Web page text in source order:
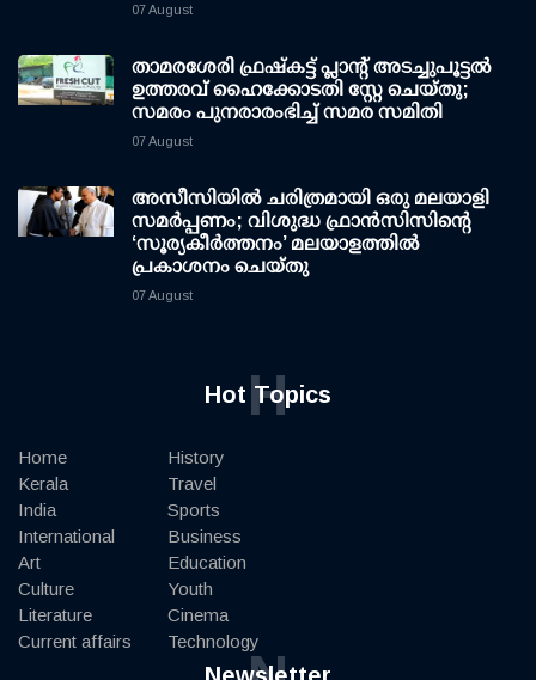
07 August
താമരശേരി ഫ്രഷ്കട്ട് പ്ലാന്റ് അടച്ചുപൂട്ടൽ
ഉത്തരവ് ഹൈക്കോടതി സ്റ്റേ ചെയ്തു;
സമരം പുനരാരംഭിച്ച് സമര സമിതി
07 August
അസീസിയിൽ ചരിത്രമായി ഒരു മലയാളി
സമർപ്പണം; വിശുദ്ധ ഫ്രാൻസിസിന്റെ
‘സൂര്യകീർത്തനം’ മലയാളത്തിൽ
പ്രകാശനം ചെയ്തു
07 August
Hot Topics
H
Home
Kerala
India
International
Art
Culture
Literature
Current affairs
History
Travel
Sports
Business
Education
Youth
Cinema
Technology